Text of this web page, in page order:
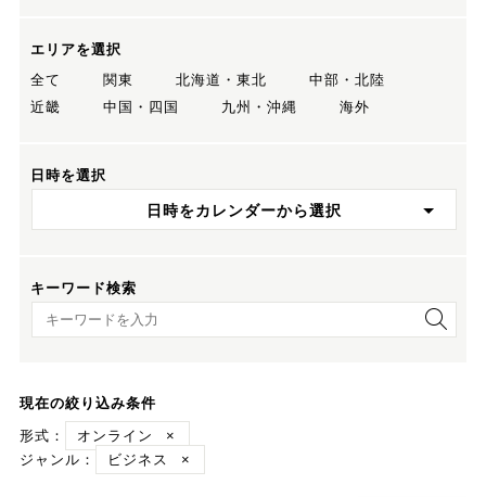
エリアを選択
全て
関東 北海道・東北
中部・北陸
近畿
中国・四国 九州・沖縄 海外
日時を選択
日時をカレンダーから選択
キーワード検索
キーワード検索
現在の絞り込み条件
形式：
オンライン
×
ジャンル：
ビジネス ×